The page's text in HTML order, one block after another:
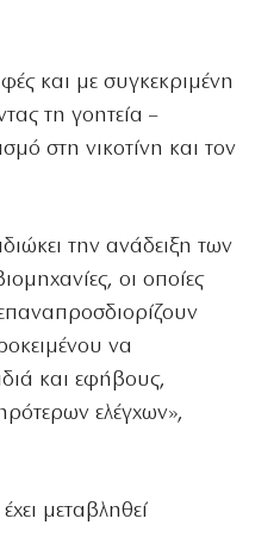
και με συγκεκριμένη
τη γοητεία –
στη νικοτίνη και τον
την ανάδειξη των
οι οποίες
να
και εφήβους,
ελέγχων»,
μεταβληθεί